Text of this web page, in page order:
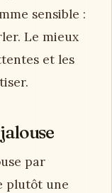
sensible :
Le mieux
et les
par
plutôt une